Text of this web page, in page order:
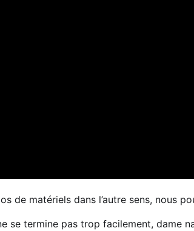
de matériels dans l’autre sens, nous
se termine pas trop facilement, dame